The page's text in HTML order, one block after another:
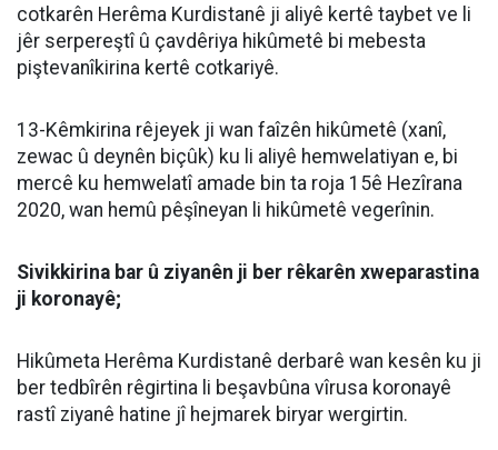
cotkarên Herêma Kurdistanê ji aliyê kertê taybet ve li
jêr serpereştî û çavdêriya hikûmetê bi mebesta
piştevanîkirina kertê cotkariyê.
13-Kêmkirina rêjeyek ji wan faîzên hikûmetê (xanî,
zewac û deynên biçûk) ku li aliyê hemwelatiyan e, bi
mercê ku hemwelatî amade bin ta roja 15ê Hezîrana
2020, wan hemû pêşîneyan li hikûmetê vegerînin.
Sivikkirina bar û ziyanên ji ber rêkarên xweparastina
ji koronayê;
Hikûmeta Herêma Kurdistanê derbarê wan kesên ku ji
ber tedbîrên rêgirtina li beşavbûna vîrusa koronayê
rastî ziyanê hatine jî hejmarek biryar wergirtin.